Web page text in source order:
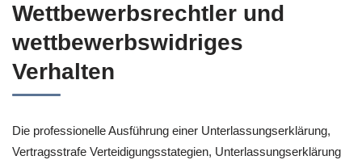
Wettbewerbsrechtler und
wettbewerbswidriges
Verhalten
Die professionelle Ausführung einer Unterlassungserklärung,
Vertragsstrafe Verteidigungsstategien, Unterlassungserklärung